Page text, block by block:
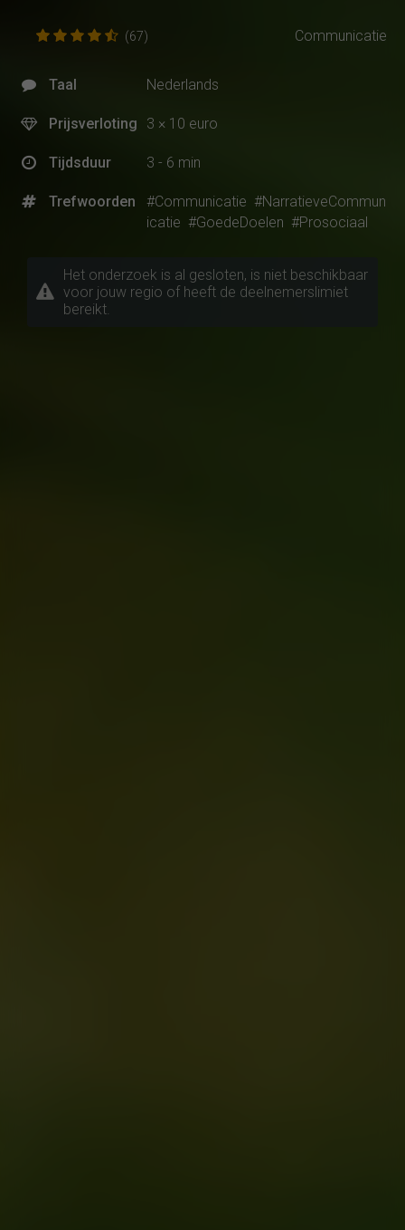
(67) Communicatie
Taal Nederlands
Prijsverloting 3 × 10 euro
Tijdsduur 3 - 6 min
Trefwoorden #Communicatie #NarratieveCommun
icatie #GoedeDoelen #Prosociaal
Het onderzoek is al gesloten, is niet beschikbaar
voor jouw regio of heeft de deelnemerslimiet
bereikt.